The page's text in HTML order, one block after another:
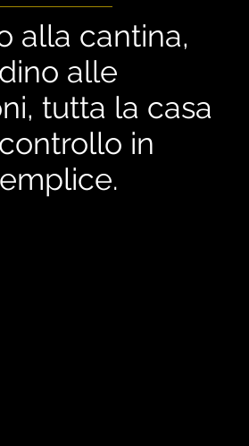
alla cantina,
alle
tutta la casa
in